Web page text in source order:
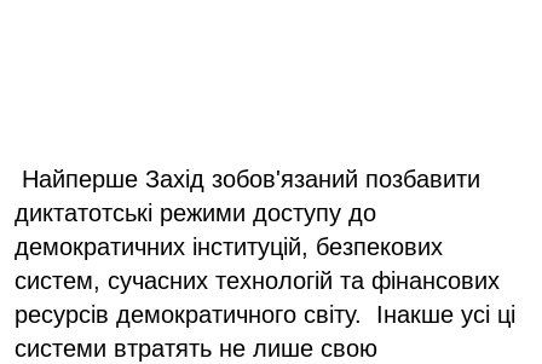
Найперше Захід зобов'язаний позбавити
диктатотські режими доступу до
демократичних інституцій, безпекових
систем, сучасних технологій та фінансових
ресурсів демократичного світу. Інакше усі ці
системи втратять не лише свою